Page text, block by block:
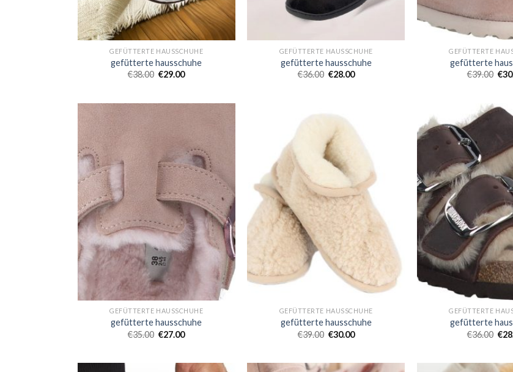
GEFÜTTERTE HAUSSCHUHE
gefütterte hausschuhe
€38.00 €29.00
GEFÜTTERTE HAUSSCHUHE
gefütterte hausschuhe
€36.00 €28.00
GEFÜTTERTE
gefütterte
€39.00 €
GEFÜTTERTE HAUSSCHUHE
gefütterte hausschuhe
€35.00 €27.00
GEFÜTTERTE HAUSSCHUHE
gefütterte hausschuhe
€39.00 €30.00
GEFÜTTERTE
gefütterte
€36.00 €